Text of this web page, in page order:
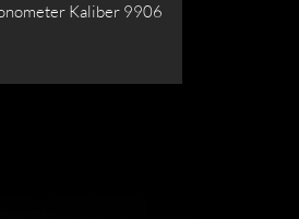
Kaliber 9906